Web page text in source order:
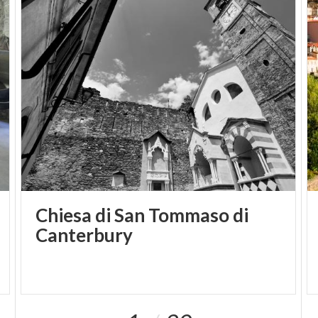
Chiesa di San Tommaso di
Canterbury